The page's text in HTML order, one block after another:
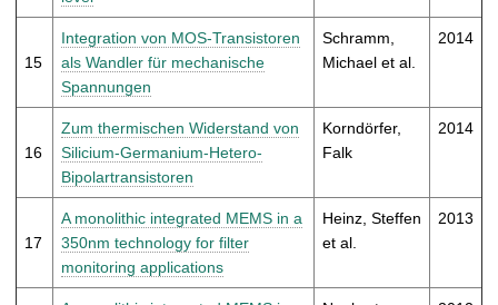
15
Integration von MOS-Transistoren
als Wandler für mechanische
Spannungen
Schramm,
Michael et al.
2014
16
Zum thermischen Widerstand von
Silicium-Germanium-Hetero-
Bipolartransistoren
Korndörfer,
Falk
2014
17
A monolithic integrated MEMS in a
350nm technology for filter
monitoring applications
Heinz, Steffen
et al.
2013